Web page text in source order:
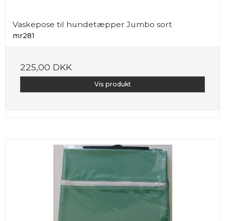
Vaskepose til hundetæpper Jumbo sort
mr281
225,00 DKK
Vis produkt